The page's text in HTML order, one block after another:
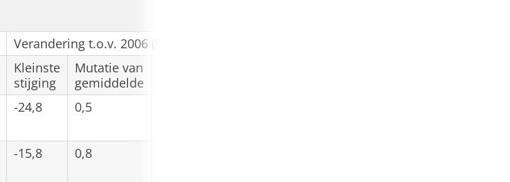
Verandering t.o.v. 2006 (%)
Kleinste
stijging
Mutatie van
gemiddelde
-24,8 0,5
-15,8 0,8